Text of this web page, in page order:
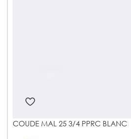
COUDE MAL 25 3/4 PPRC BLANC